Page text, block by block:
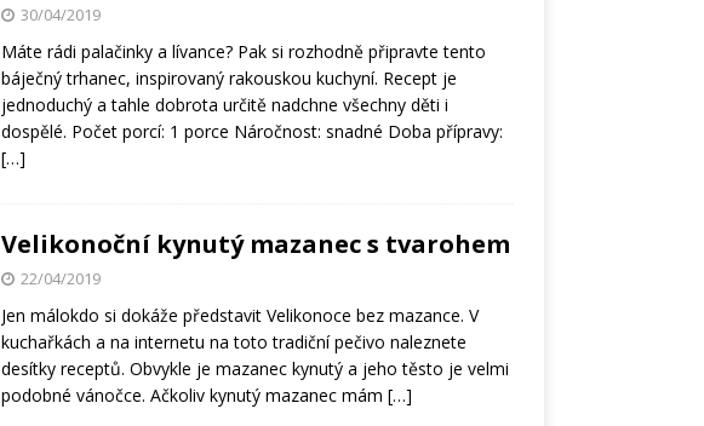
30/04/2019
Máte rádi palačinky a lívance? Pak si rozhodně připravte tento
báječný trhanec, inspirovaný rakouskou kuchyní. Recept je
jednoduchý a tahle dobrota určitě nadchne všechny děti i
dospělé. Počet porcí: 1 porce Náročnost: snadné Doba přípravy:
[…]
Velikonoční kynutý mazanec s tvarohem
22/04/2019
Jen málokdo si dokáže představit Velikonoce bez mazance. V
kuchařkách a na internetu na toto tradiční pečivo naleznete
desítky receptů. Obvykle je mazanec kynutý a jeho těsto je velmi
podobné vánočce. Ačkoliv kynutý mazanec mám […]